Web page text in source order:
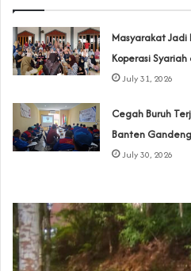
‎Masyarakat Jadi
Koperasi
July 31, 2026
Cegah Buruh
Banten
July 30, 2026